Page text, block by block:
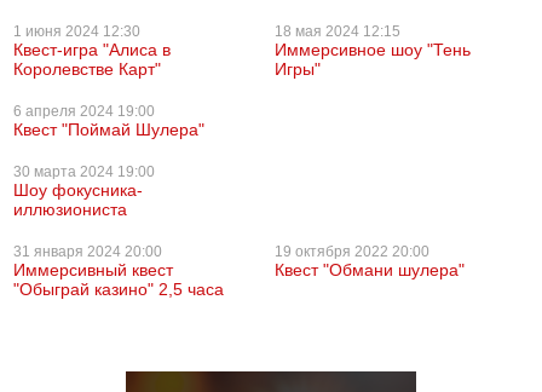
1 июня 2024 12:30
Квест-игра "Алиса в
Королевстве Карт"
18 мая 2024 12:15
Иммерсивное шоу "Тень
Игры"
6 апреля 2024 19:00
Квест "Поймай Шулера"
30 марта 2024 19:00
Шоу фокусника-
иллюзиониста
31 января 2024 20:00
Иммерсивный квест
"Обыграй казино" 2,5 часа
19 октября 2022 20:00
Квест "Обмани шулера"